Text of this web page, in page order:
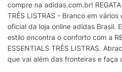
compre na adidas.com.br!
TRÊS LISTRAS - Branco em
oficial da loja online adidas Brasil.
estilo encontra o conforto com a
ESSENTIALS TRÊS LISTRAS.
que vai além das fronteiras e faça
seja passando o dia na cidade ou